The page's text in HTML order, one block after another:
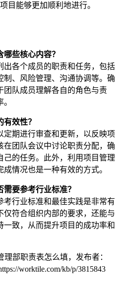
目能够更加顺利地进行。
些核心内容？
出各个成员的职责和任务，包括
制、风险管理、沟通协调等。确
团队成员理解各自的角色与责
效性？
期进行审查和更新，以反映项
在团队会议中讨论职责分配，确
的任务。此外，利用项目管理
情况也是一种有效的方式。
要参考行业标准？
行业标准和最佳实践是非常有
符合组织内部的要求，还能与
致，从而提升项目的成功率和
部职责表怎么填，发布者：
worktile.com/kb/p/3815843